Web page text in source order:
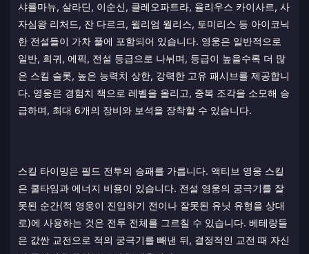
샤를마뉴, 살라딘, 이순신, 클레오파트라, 율리우스 카이사르, 사
자심왕 리처드, 잔 다르크, 윌리엄 월리스, 토미리스 등 아이코닉
한 전설들이 가차 풀에 포함되어 있습니다. 영웅은 일반적으로
일반, 희귀, 에픽, 전설 등급으로 나뉘며, 등급이 높을수록 더 많
은 스킬 슬롯, 높은 능력치 상한, 강력한 고유 패시브를 제공합니
다. 영웅은 경험치 책으로 레벨을 올리고, 중복 조각을 소모해 승
급하며, 최대 6개의 장비와 보석을 장착할 수 있습니다.
스킬 타이밍은 필드 전투의 승패를 가릅니다. 액티브 영웅 스킬
은 쿨타임과 에너지 비용이 있습니다. 전설 영웅의 궁극기를 잘
못된 순간(적 영웅이 진입하기 전이나 잘못된 유닛 유형을 상대
로)에 사용하는 것은 전투 전체를 그르칠 수 있습니다. 베테랑들
은 값싼 교전으로 적의 궁극기를 빼낸 뒤, 결정적인 교전 때 자신